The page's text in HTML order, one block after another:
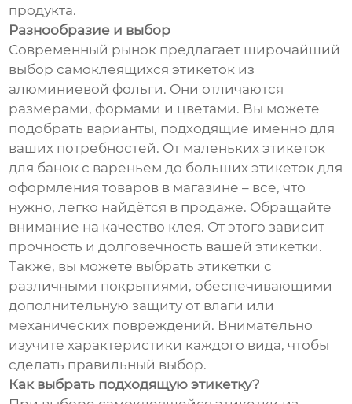
продукта.
Разнообразие и выбор
Современный рынок предлагает широчайший
выбор самоклеящихся этикеток из
алюминиевой фольги. Они отличаются
размерами, формами и цветами. Вы можете
подобрать варианты, подходящие именно для
ваших потребностей. От маленьких этикеток
для банок с вареньем до больших этикеток для
оформления товаров в магазине – все, что
нужно, легко найдётся в продаже. Обращайте
внимание на качество клея. От этого зависит
прочность и долговечность вашей этикетки.
Также, вы можете выбрать этикетки с
различными покрытиями, обеспечивающими
дополнительную защиту от влаги или
механических повреждений. Внимательно
изучите характеристики каждого вида, чтобы
сделать правильный выбор.
Как выбрать подходящую этикетку?